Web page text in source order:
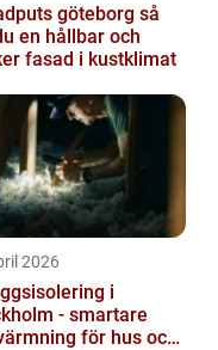
göteborg så
en hållbar och
fasad i kustklimat
2026
i
- smartare
för hus och